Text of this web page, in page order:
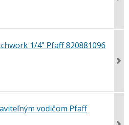
1/4" Pfaff 820881096
vodičom Pfaff